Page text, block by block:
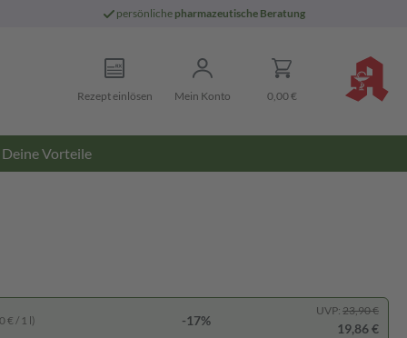
persönliche pharmazeutische Beratung
Rezept einlösen Mein Konto 0,00 €
Deine Vorteile
€ / 1 l) -17%
UVP: 23,90 €
19,86 €